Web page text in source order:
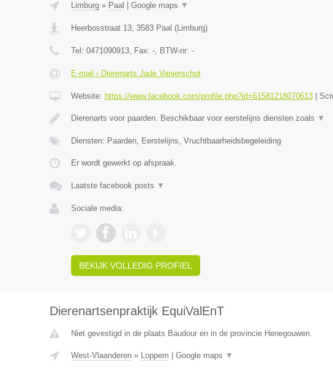
Limburg» Paal Google maps ▼
Heerbosstraat 13, 3583 Paal (Limburg)
Tel: 0471090913, Fax: -, BTW-nr: -
E-mail › Dierenarts Jade Vanierschot
Website: https://www.facebook.com/profile.php?id=61581218070613|
Dierenarts voor paarden. Beschikbaar voor eerstelijns diensten zoals ▼
Diensten: Paarden, Eerstelijns, Vruchtbaarheidsbegeleiding
Er wordt gewerkt op afspraak.
Laatste facebook posts ▼
Sociale media:
BEKIJK VOLLEDIG PROFIEL
Dierenartsenpraktijk EquiValEnT
Niet gevestigd in de plaats Baudour en in de provincie Henegouwen.
West-Vlaanderen» Loppem Google maps ▼